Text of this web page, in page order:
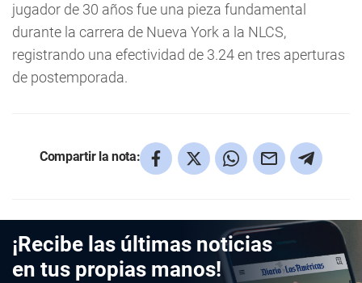
jugador de 30 años fue una pieza fundamental
durante la carrera de Nueva York a la NLCS,
registrando una efectividad de 3.24 en tres aperturas
de postemporada.
Compartir la nota:
¡Recibe las últimas noticias
en tus propias manos!